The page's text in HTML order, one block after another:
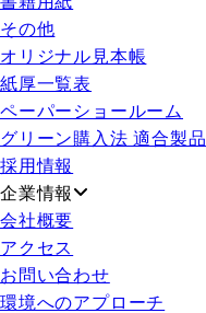
その他
オリジナル見本帳
紙厚一覧表
ペーパーショールーム
グリーン購入法 適合製品
採用情報
企業情報
会社概要
アクセス
お問い合わせ
環境へのアプローチ